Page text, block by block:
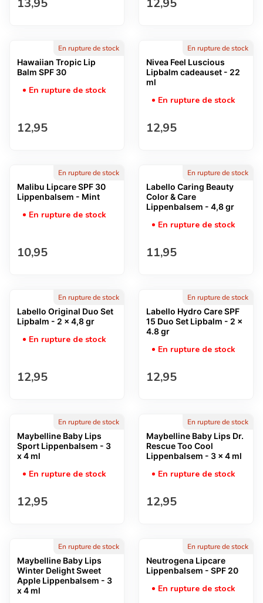
13,95 12,95
En rupture de stock
Hawaiian Tropic Lip
Balm SPF 30
En rupture de stock
Prix normal
12,95
En rupture de stock
Nivea Feel Luscious
Lipbalm cadeauset - 22
ml
En rupture de stock
Prix normal
12,95
En rupture de stock
Malibu Lipcare SPF 30
Lippenbalsem - Mint
En rupture de stock
Prix normal
10,95
En rupture de stock
Labello Caring Beauty
Color & Care
Lippenbalsem - 4,8 gr
En rupture de stock
Prix normal
11,95
En rupture de stock
Labello Original Duo Set
Lipbalm - 2 x 4,8 gr
En rupture de stock
Prix normal
12,95
En rupture de stock
Labello Hydro Care SPF
15 Duo Set Lipbalm - 2 x
4.8 gr
En rupture de stock
Prix normal
12,95
En rupture de stock
Maybelline Baby Lips
Sport Lippenbalsem - 3
x 4 ml
En rupture de stock
Prix normal
12,95
En rupture de stock
Maybelline Baby Lips Dr.
Rescue Too Cool
Lippenbalsem - 3 x 4 ml
En rupture de stock
Prix normal
12,95
En rupture de stock
Maybelline Baby Lips
Winter Delight Sweet
Apple Lippenbalsem - 3
x 4 ml
En rupture de stock
Neutrogena Lipcare
Lippenbalsem - SPF 20
En rupture de stock